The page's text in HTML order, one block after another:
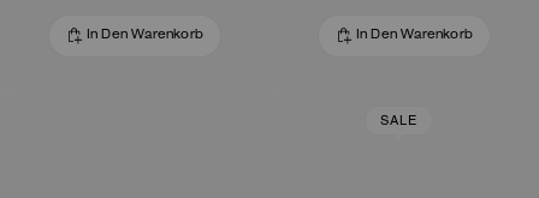
In Den Warenkorb In Den Warenkorb
SALE